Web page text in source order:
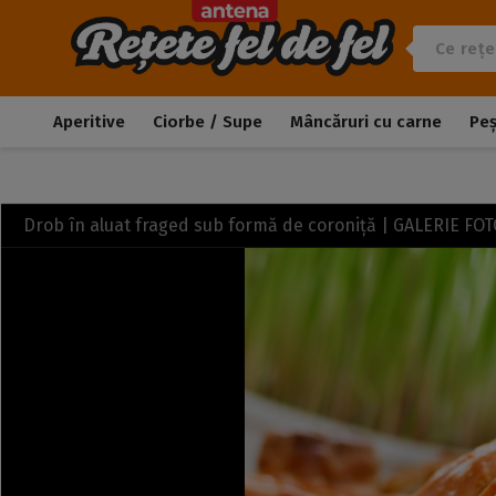
Aperitive Ciorbe / Supe Mâncăruri cu carne
Drob în aluat fraged sub formă de coroniță | GALERIE